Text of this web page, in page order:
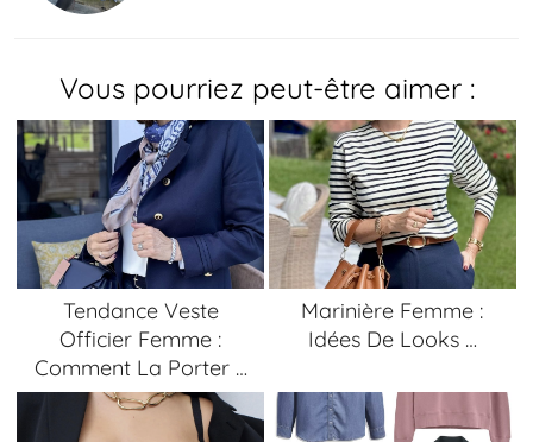
Vous pourriez peut-être aimer :
Tendance Veste
Officier Femme :
Comment La Porter …
Marinière Femme :
Idées De Looks …